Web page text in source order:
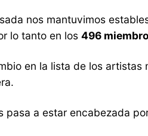
nos mantuvimos
lo tanto en los 496
en la lista de los artistas
pasa a estar encabezada